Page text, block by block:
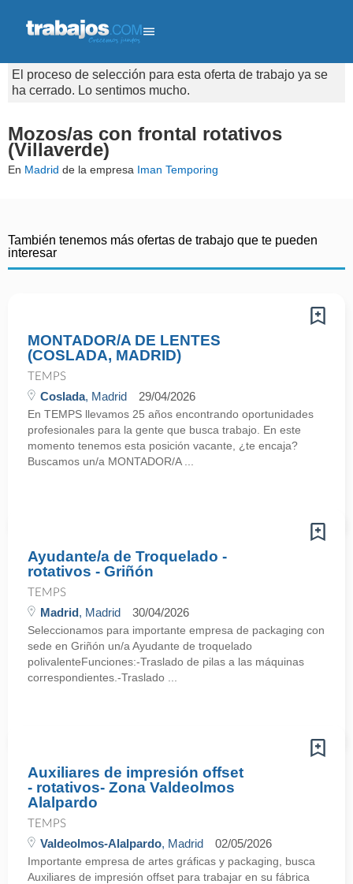
El proceso de selección para esta oferta de trabajo ya se
ha cerrado. Lo sentimos mucho.
Mozos/as con frontal rotativos
(Villaverde)
En Madrid de la empresa Iman Temporing
También tenemos más ofertas de trabajo que te pueden
interesar
MONTADOR/A DE LENTES
(COSLADA, MADRID)
TEMPS
Coslada, Madrid 29/04/2026
En TEMPS llevamos 25 años encontrando oportunidades
profesionales para la gente que busca trabajo. En este
momento tenemos esta posición vacante, ¿te encaja?
Buscamos un/a MONTADOR/A ...
Ayudante/a de Troquelado -
rotativos - Griñón
TEMPS
Madrid, Madrid 30/04/2026
Seleccionamos para importante empresa de packaging con
sede en Griñón un/a Ayudante de troquelado
polivalenteFunciones:-Traslado de pilas a las máquinas
correspondientes.-Traslado ...
Auxiliares de impresión offset
- rotativos- Zona Valdeolmos
Alalpardo
TEMPS
Valdeolmos-Alalpardo, Madrid 02/05/2026
Importante empresa de artes gráficas y packaging, busca
Auxiliares de impresión offset para trabajar en su fábrica